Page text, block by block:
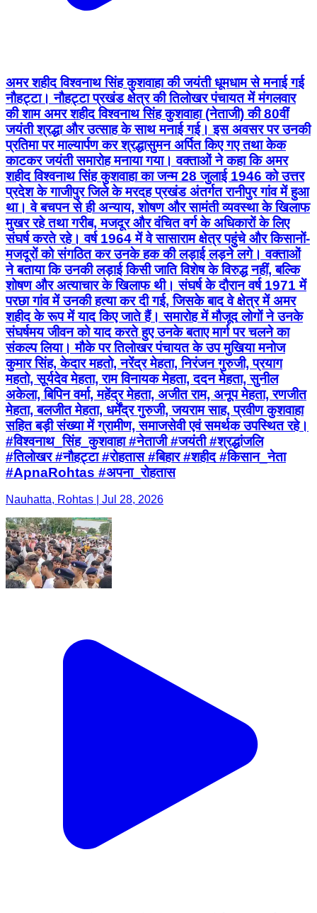
अमर शहीद विश्वनाथ सिंह कुशवाहा की जयंती धूमधाम से मनाई गई
नौहट्टा। नौहट्टा प्रखंड क्षेत्र की तिलोखर पंचायत में मंगलवार
की शाम अमर शहीद विश्वनाथ सिंह कुशवाहा (नेताजी) की 80वीं
जयंती श्रद्धा और उत्साह के साथ मनाई गई। इस अवसर पर उनकी
प्रतिमा पर माल्यार्पण कर श्रद्धासुमन अर्पित किए गए तथा केक
काटकर जयंती समारोह मनाया गया। वक्ताओं ने कहा कि अमर
शहीद विश्वनाथ सिंह कुशवाहा का जन्म 28 जुलाई 1946 को उत्तर
प्रदेश के गाजीपुर जिले के मरदह प्रखंड अंतर्गत रानीपुर गांव में हुआ
था। वे बचपन से ही अन्याय, शोषण और सामंती व्यवस्था के खिलाफ
मुखर रहे तथा गरीब, मजदूर और वंचित वर्ग के अधिकारों के लिए
संघर्ष करते रहे। वर्ष 1964 में वे सासाराम क्षेत्र पहुंचे और किसानों-
मजदूरों को संगठित कर उनके हक की लड़ाई लड़ने लगे। वक्ताओं
ने बताया कि उनकी लड़ाई किसी जाति विशेष के विरुद्ध नहीं, बल्कि
शोषण और अत्याचार के खिलाफ थी। संघर्ष के दौरान वर्ष 1971 में
परछा गांव में उनकी हत्या कर दी गई, जिसके बाद वे क्षेत्र में अमर
शहीद के रूप में याद किए जाते हैं। समारोह में मौजूद लोगों ने उनके
संघर्षमय जीवन को याद करते हुए उनके बताए मार्ग पर चलने का
संकल्प लिया। मौके पर तिलोखर पंचायत के उप मुखिया मनोज
कुमार सिंह, केदार महतो, नरेंद्र मेहता, निरंजन गुरुजी, प्रयाग
महतो, सूर्यदेव मेहता, राम विनायक मेहता, ददन मेहता, सुनील
अकेला, बिपिन वर्मा, महेंद्र मेहता, अजीत राम, अनूप मेहता, रणजीत
मेहता, बलजीत मेहता, धर्मेंद्र गुरुजी, जयराम साह, प्रवीण कुशवाहा
सहित बड़ी संख्या में ग्रामीण, समाजसेवी एवं समर्थक उपस्थित रहे।
#विश्वनाथ_सिंह_कुशवाहा #नेताजी #जयंती #श्रद्धांजलि
#तिलोखर #नौहट्टा #रोहतास #बिहार #शहीद #किसान_नेता
#ApnaRohtas #अपना_रोहतास
Nauhatta, Rohtas | Jul 28, 2026